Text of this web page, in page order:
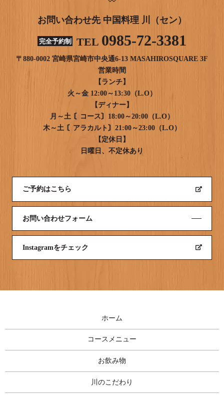
お問い合わせ先 中国料理 川（セン）
完全予約制 TEL 0985-72-3381
〒880-0002 宮崎県宮崎市中央通6-13 MASAHIROSQUARE 3F
営業時間
【ランチ】
火～金 12:00～13:30（L.O）
【ディナー】
月～土 〘コース〙18:00～20:00（L.O）
木～土 〘アラカルト〙21:00～23:00（L.O）
【定休日】
日曜日、不定休あり
ご予約はこちら
お問い合わせフォーム
Instagramをチェック
ホーム
コースメニュー
お飲み物
川のこだわり